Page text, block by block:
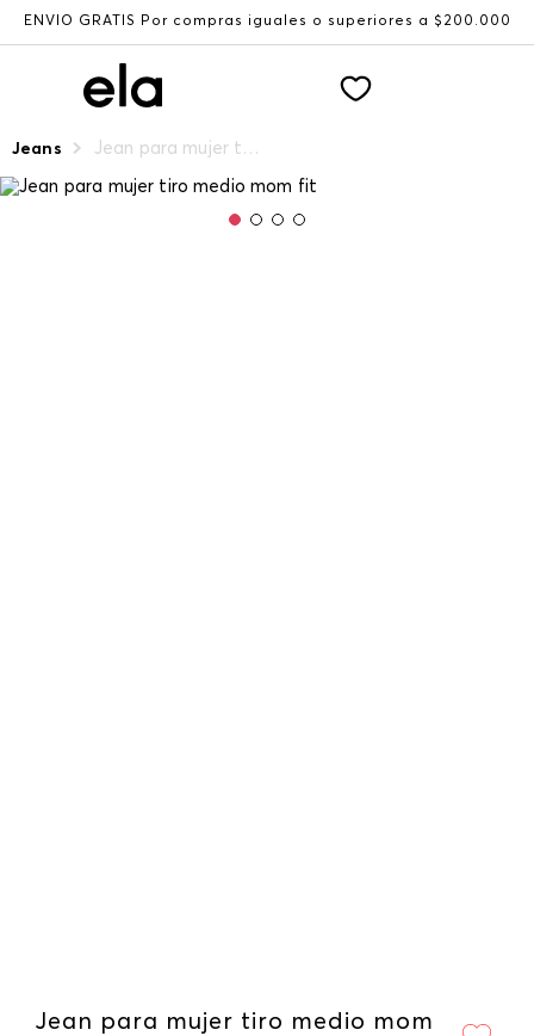
ENVÍO GRATIS Por compras iguales o superiores a $200.000
Jeans Jean para mujer tiro medio mom fit
Jean para mujer tiro medio mom